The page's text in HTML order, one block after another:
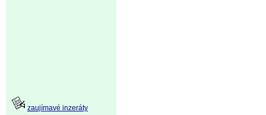
zaujímavé inzeráty